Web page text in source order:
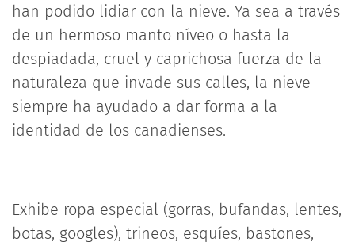
han podido lidiar con la nieve. Ya sea a través
de un hermoso manto níveo o hasta la
despiadada, cruel y caprichosa fuerza de la
naturaleza que invade sus calles, la nieve
siempre ha ayudado a dar forma a la
identidad de los canadienses.
Exhibe ropa especial (gorras, bufandas, lentes,
botas, googles), trineos, esquíes, bastones,